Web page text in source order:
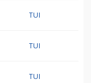
TUI
TUI
TUI